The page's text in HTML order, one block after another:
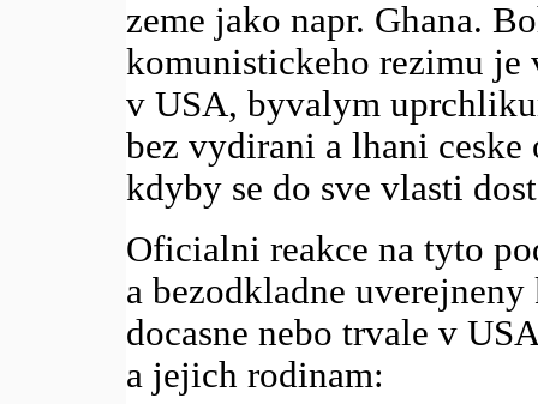
zeme jako napr. Ghana.
komunistickeho rezimu je
v USA, byvalym
bez vydirani a lhani
kdyby se do sve vlasti
Oficialni reakce na tyto
a bezodkladne
docasne nebo trvale v
a jejich rodinam: